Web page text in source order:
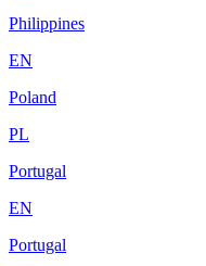
Philippines
EN
Poland
PL
Portugal
EN
Portugal